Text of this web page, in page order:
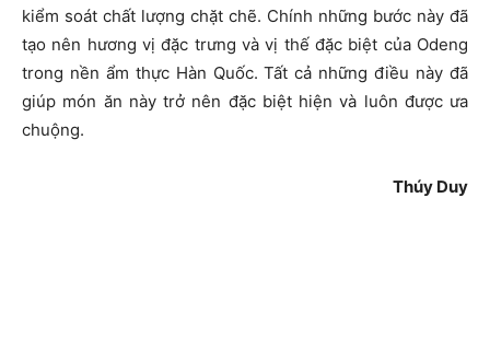
kiểm soát chất lượng chặt chẽ. Chính những bước này đã
tạo nên hương vị đặc trưng và vị thế đặc biệt của Odeng
trong nền ẩm thực Hàn Quốc. Tất cả những điều này đã
giúp món ăn này trở nên đặc biệt hiện và luôn được ưa
chuộng.
Thúy Duy